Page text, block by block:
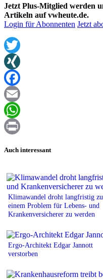
Jetzt Plus-Mitglied werden
Artikeln auf vwheute.de.
Login für Abonnenten Jetzt
Twitter
XING
Facebook
Email
WhatsApp
Auch interessant
Klimawandel droht langfristig zu
einem Problem für Lebens- und
Krankenversicherer zu werden
Ergo-Architekt Edgar Jannott
verstorben